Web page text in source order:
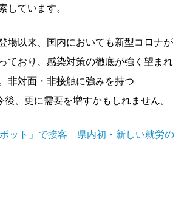
しています。
場以来、国内においても新型コロナが
ており、感染対策の徹底が強く望まれ
非対面・非接触に強みを持つ
後、更に需要を増すかもしれません。
ボット」で接客 県内初・新しい就労の